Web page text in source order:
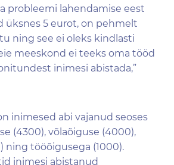
probleemi lahendamise eest
üksnes 5 eurot, on pehmelt
ning see ei oleks kindlasti
meeskond ei teeks oma tööd
inimesi abistada,”
inimesed abi vajanud seoses
(4300), võlaõiguse (4000),
ning tööõigusega (1000).
inimesi abistanud